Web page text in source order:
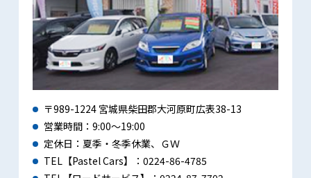
〒989-1224 宮城県柴田郡大河原町広表38-13
営業時間：9:00～19:00
定休日：夏季・冬季休業、ＧＷ
TEL【Pastel Cars】：0224-86-4785